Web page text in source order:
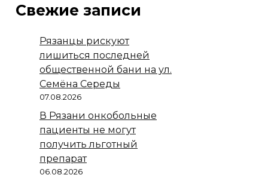
Свежие записи
Рязанцы рискуют
лишиться последней
общественной бани на ул.
Семёна Середы
07.08.2026
В Рязани онкобольные
пациенты не могут
получить льготный
препарат
06.08.2026